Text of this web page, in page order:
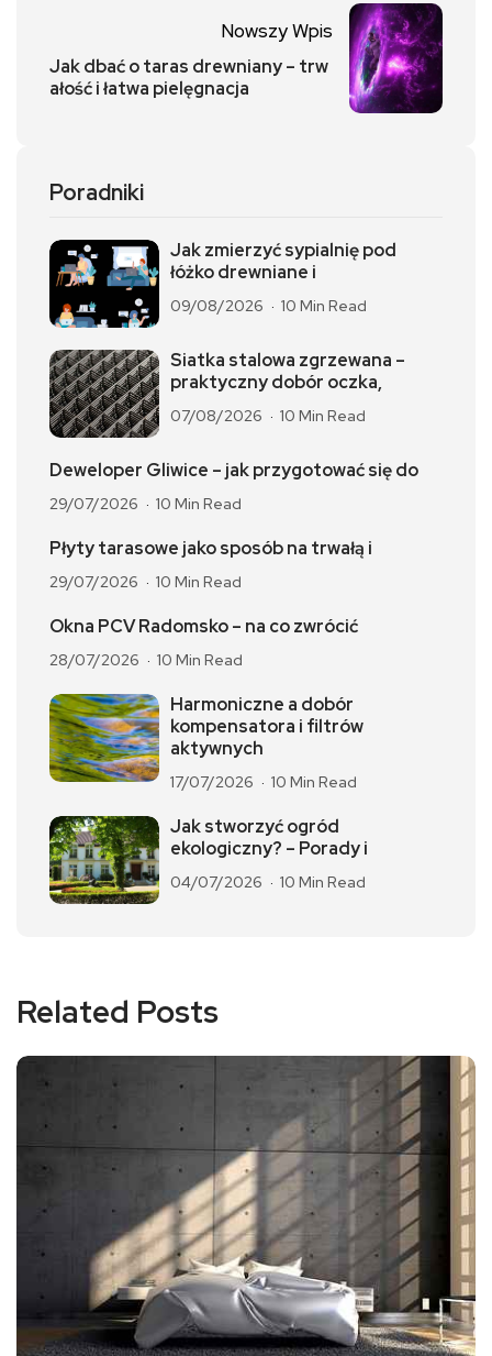
Nowszy Wpis
Jak dbać o taras drewniany – trw
ałość i łatwa pielęgnacja
Poradniki
Jak zmierzyć sypialnię pod
łóżko drewniane i
09/08/2026 10 Min Read
Siatka stalowa zgrzewana –
praktyczny dobór oczka,
07/08/2026 10 Min Read
Deweloper Gliwice – jak przygotować się do
29/07/2026 10 Min Read
Płyty tarasowe jako sposób na trwałą i
29/07/2026 10 Min Read
Okna PCV Radomsko – na co zwrócić
28/07/2026 10 Min Read
Harmoniczne a dobór
kompensatora i filtrów
aktywnych
17/07/2026 10 Min Read
Jak stworzyć ogród
ekologiczny? – Porady i
04/07/2026 10 Min Read
Related Posts